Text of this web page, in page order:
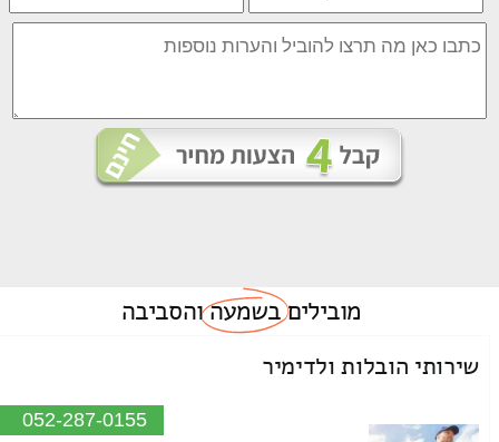
מוביליםבשמעהוהסביבה
שירותי הובלות ולדימיר
052-287-0155